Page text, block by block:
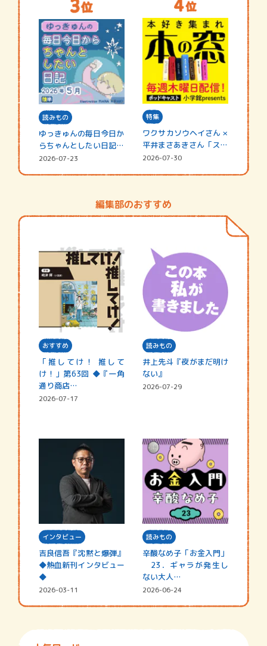
読みもの
ゆっきゅんの毎日今日か
らちゃんとしたい日記
☆202…
2026-07-23
特集
ワクサカソウヘイさん ×
平井まさあきさん「スペ
シャ…
2026-07-30
編集部のおすすめ
おすすめ
「推してけ！ 推して
け！」第63回 ◆『一角
通り商店…
2026-07-17
読みもの
井上先斗『夜がまだ明け
ない』
2026-07-29
インタビュー
吉良信吾『沈黙と爆弾』
◆熱血新刊インタビュー
◆
2026-03-11
読みもの
辛酸なめ子「お金入門」
23．ギャラが発生し
ない大人…
2026-06-24